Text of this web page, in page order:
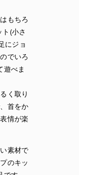
もちろ
(小さ
にジョ
でいろ
遊べま
く取り
首をか
情が楽
素材で
のキッ